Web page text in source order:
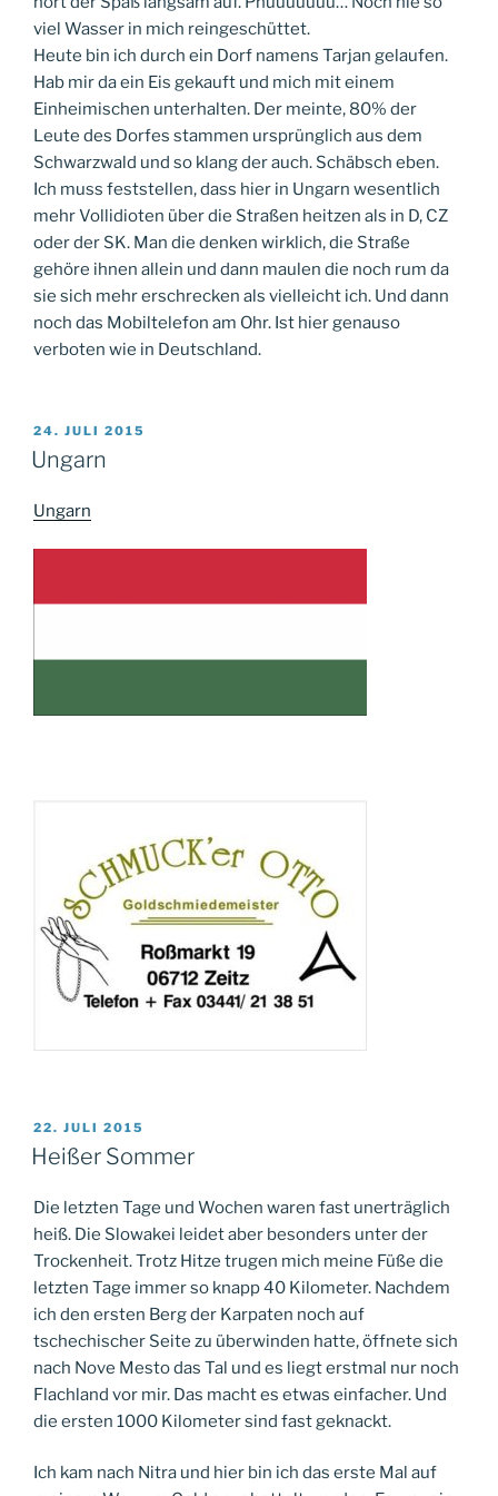
viel Wasser in mich reingeschüttet.
Heute bin ich durch ein Dorf namens Tarjan gelaufen.
Hab mir da ein Eis gekauft und mich mit einem
Einheimischen unterhalten. Der meinte, 80% der
Leute des Dorfes stammen ursprünglich aus dem
Schwarzwald und so klang der auch. Schäbsch eben.
Ich muss feststellen, dass hier in Ungarn wesentlich
mehr Vollidioten über die Straßen heitzen als in D, CZ
oder der SK. Man die denken wirklich, die Straße
gehöre ihnen allein und dann maulen die noch rum da
sie sich mehr erschrecken als vielleicht ich. Und dann
noch das Mobiltelefon am Ohr. Ist hier genauso
verboten wie in Deutschland.
VERÖFFENTLICHT
AM
24. JULI 2015
Ungarn
Ungarn
VERÖFFENTLICHT
AM
22. JULI 2015
Heißer Sommer
Die letzten Tage und Wochen waren fast unerträglich
heiß. Die Slowakei leidet aber besonders unter der
Trockenheit. Trotz Hitze trugen mich meine Füße die
letzten Tage immer so knapp 40 Kilometer. Nachdem
ich den ersten Berg der Karpaten noch auf
tschechischer Seite zu überwinden hatte, öffnete sich
nach Nove Mesto das Tal und es liegt erstmal nur noch
Flachland vor mir. Das macht es etwas einfacher. Und
die ersten 1000 Kilometer sind fast geknackt.
Ich kam nach Nitra und hier bin ich das erste Mal auf